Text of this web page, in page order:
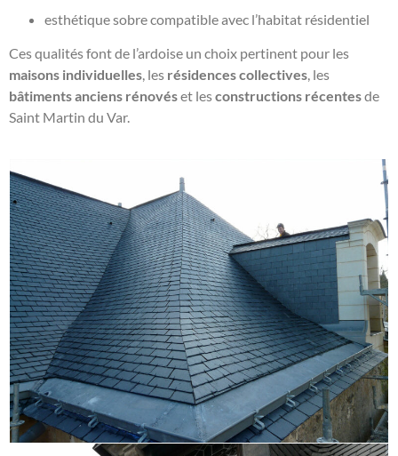
esthétique sobre compatible avec l’habitat résidentiel
Ces qualités font de l’ardoise un choix pertinent pour les
maisons individuelles, les résidences collectives, les
bâtiments anciens rénovéset lesconstructions récentesde
Saint Martin du Var.